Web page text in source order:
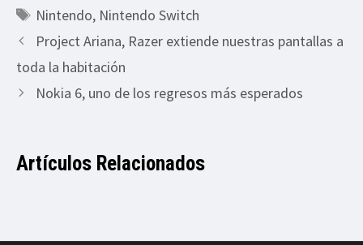
Etiquetas
Nintendo, Nintendo Switch
Project Ariana, Razer extiende nuestras pantallas a
toda la habitación
Nokia 6, uno de los regresos más esperados
Artículos Relacionados